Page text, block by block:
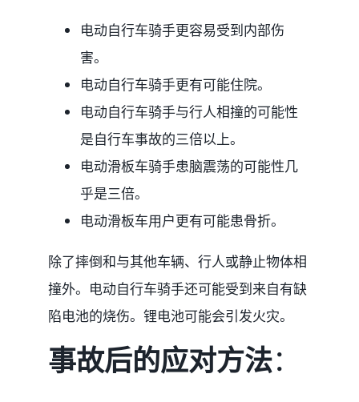
电动自行车骑手更容易受到内部伤
害。
电动自行车骑手更有可能住院。
电动自行车骑手与行人相撞的可能性
是自行车事故的三倍以上。
电动滑板车骑手患脑震荡的可能性几
乎是三倍。
电动滑板车用户更有可能患骨折。
除了摔倒和与其他车辆、行人或静止物体相
撞外。电动自行车骑手还可能受到来自有缺
陷电池的烧伤。锂电池可能会引发火灾。
事故后的应对方法：